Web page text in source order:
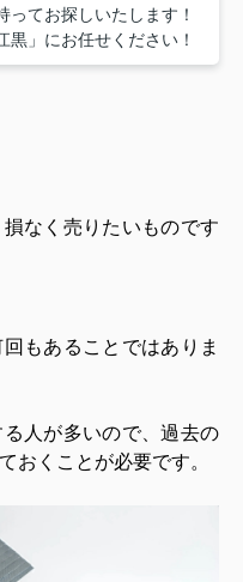
てお探しいたします！
」にお任せください！
なく売りたいものです
もあることではありま
人が多いので、過去の
おくことが必要です。